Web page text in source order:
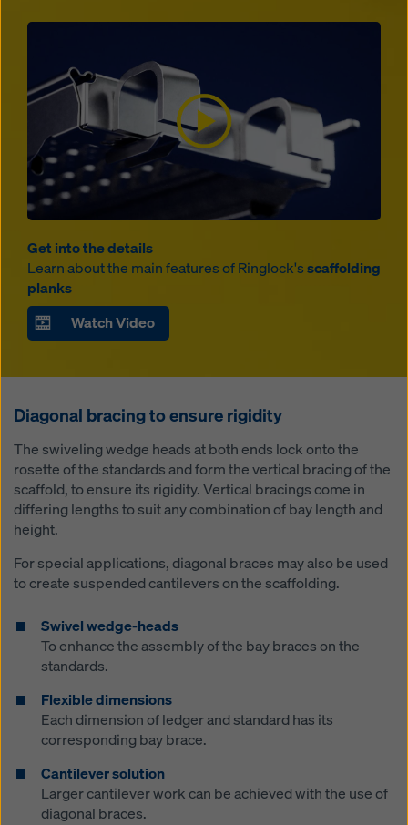
Open
Get into the details
Learn about the main features of Ringlock'sscaffolding
planks
Watch Video
Diagonal bracing to ensure rigidity
The swiveling wedge heads at both ends lock onto the
rosette of the standards and form the vertical bracing of the
scaffold, to ensure its rigidity. Vertical bracings come in
differing lengths to suit any combination of bay length and
height.
For special applications, diagonal braces may also be used
to create suspended cantilevers on the scaffolding.
Swivel wedge-heads
To enhance the assembly of the bay braces on the
standards.
Flexible dimensions
Each dimension of ledger and standard has its
corresponding bay brace.
Cantilever solution
Larger cantilever work can be achieved with the use of
diagonal braces.